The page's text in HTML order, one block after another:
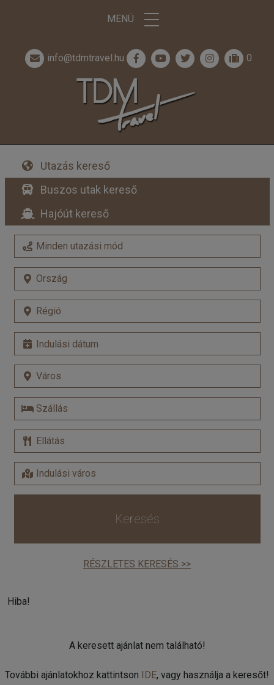
MENÜ
info@tdmtravel.hu 0
Utazás kereső
Buszos utak kereső
Hajóút kereső
Keresés
RÉSZLETES KERESÉS >>
Hiba!
A keresett ajánlat nem található!
További ajánlatokhoz kattintson IDE, vagy használja a keresőt!